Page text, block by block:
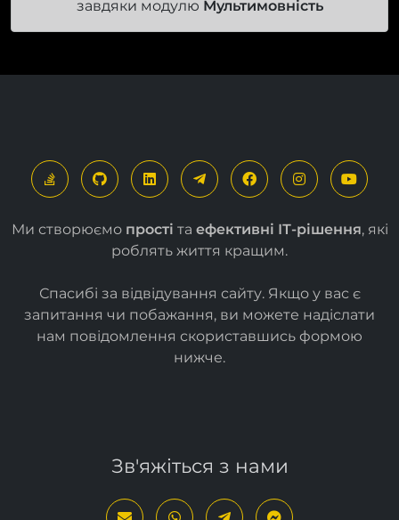
завдяки модулю Мультимовність
Ми створюємо прості та ефективні ІТ-рішення, які
роблять життя кращим.
Спасибі за відвідування сайту. Якщо у вас є
запитання чи побажання, ви можете надіслати
нам повідомлення скориставшись формою
нижче.
Зв'яжіться з нами